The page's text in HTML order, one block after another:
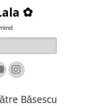
✿
Instagram
Băsescu